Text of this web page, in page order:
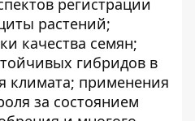
регистрации
растений;
качества семян;
гибридов в
климата; применения
за состоянием